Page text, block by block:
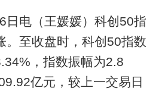
日电（王媛媛）科创50指
。至收盘时，科创50指数
，指数振幅为2.8
亿元，较上一交易日